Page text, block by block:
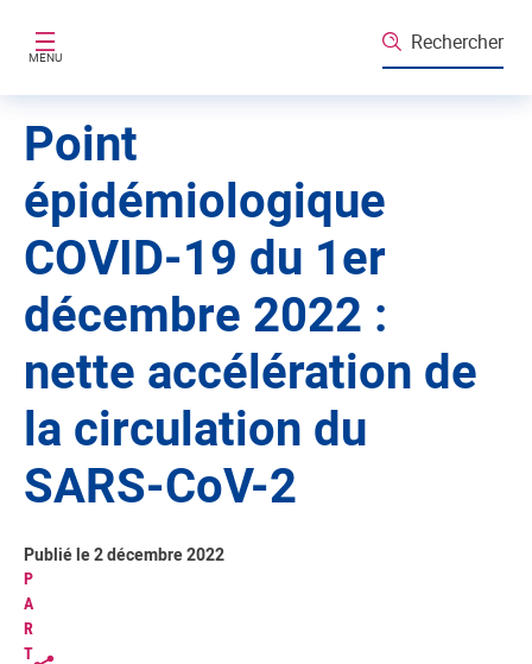
MENU
Rechercher
Point
épidémiologique
COVID-19 du 1er
décembre 2022 :
nette accélération de
la circulation du
SARS-CoV-2
P
A
R
T
Publié le 2 décembre 2022